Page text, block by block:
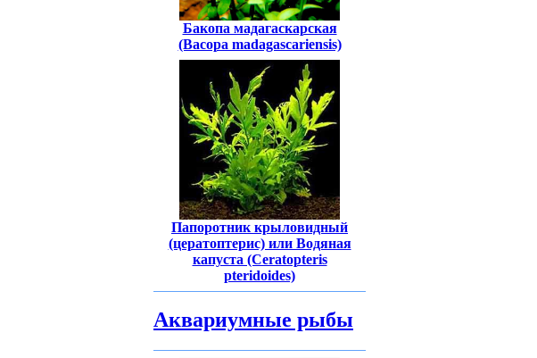
Бакопа мадагаскарская
(Bacopa madagascariensis)
Папоротник крыловидный
(цератоптерис) или Водяная
капуста (Ceratopteris
pteridoides)
Аквариумные рыбы